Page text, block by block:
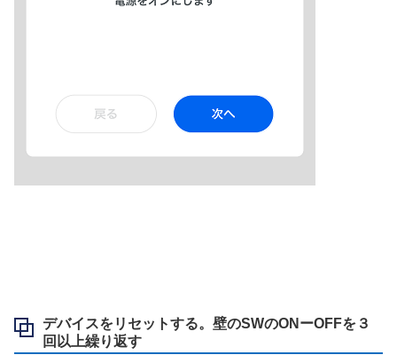
デバイスをリセットする。壁のSWのONーOFFを３
回以上繰り返す